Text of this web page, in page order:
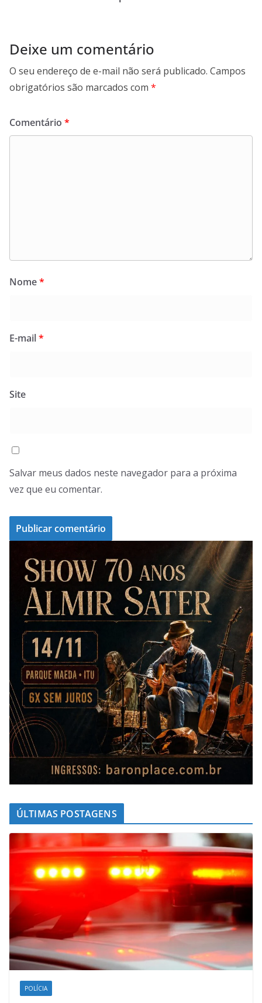
Deixe um comentário
O seu endereço de e-mail não será publicado. Campos
obrigatórios são marcados com *
Comentário *
Nome*
E-mail*
Site
Salvar meus dados neste navegador para a próxima
vez que eu comentar.
ÚLTIMAS POSTAGENS
POLÍCIA